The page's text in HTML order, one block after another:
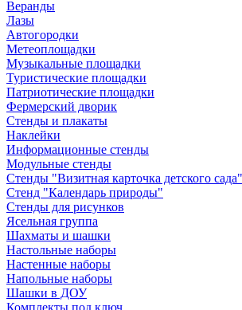
Веранды
Лазы
Автогородки
Метеоплощадки
Музыкальные площадки
Туристические площадки
Патриотические площадки
Фермерский дворик
Стенды и плакаты
Наклейки
Информационные стенды
Модульные стенды
Стенды "Визитная карточка детского сада"
Стенд "Календарь природы"
Стенды для рисунков
Ясельная группа
Шахматы и шашки
Настольные наборы
Настенные наборы
Напольные наборы
Шашки в ДОУ
Комплекты под ключ